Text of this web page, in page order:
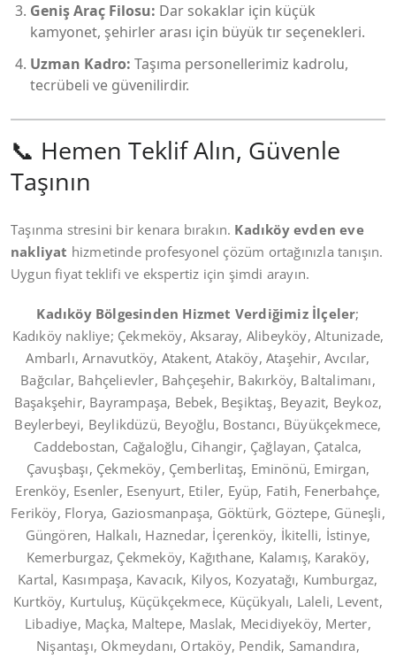
Geniş Araç Filosu: Dar sokaklar için küçük
kamyonet, şehirler arası için büyük tır seçenekleri.
Uzman Kadro: Taşıma personellerimiz kadrolu,
tecrübeli ve güvenilirdir.
📞 Hemen Teklif Alın, Güvenle
Taşının
Taşınma stresini bir kenara bırakın. Kadıköy evden eve
nakliyat hizmetinde profesyonel çözüm ortağınızla tanışın.
Uygun fiyat teklifi ve ekspertiz için şimdi arayın.
Kadıköy Bölgesinden Hizmet Verdiğimiz İlçeler;
Kadıköy nakliye; Çekmeköy, Aksaray, Alibeyköy, Altunizade,
Ambarlı, Arnavutköy, Atakent, Ataköy, Ataşehir, Avcılar,
Bağcılar, Bahçelievler, Bahçeşehir, Bakırköy, Baltalimanı,
Başakşehir, Bayrampaşa, Bebek, Beşiktaş, Beyazit, Beykoz,
Beylerbeyi, Beylikdüzü, Beyoğlu, Bostancı, Büyükçekmece,
Caddebostan, Cağaloğlu, Cihangir, Çağlayan, Çatalca,
Çavuşbaşı, Çekmeköy, Çemberlitaş, Eminönü, Emirgan,
Erenköy, Esenler, Esenyurt, Etiler, Eyüp, Fatih, Fenerbahçe,
Feriköy, Florya, Gaziosmanpaşa, Göktürk, Göztepe, Güneşli,
Güngören, Halkalı, Haznedar, İçerenköy, İkitelli, İstinye,
Kemerburgaz, Çekmeköy, Kağıthane, Kalamış, Karaköy,
Kartal, Kasımpaşa, Kavacık, Kilyos, Kozyatağı, Kumburgaz,
Kurtköy, Kurtuluş, Küçükçekmece, Küçükyalı, Laleli, Levent,
Libadiye, Maçka, Maltepe, Maslak, Mecidiyeköy, Merter,
Nişantaşı, Okmeydanı, Ortaköy, Pendik, Samandıra,